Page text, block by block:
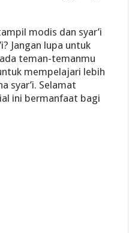
modis dan syar’i
Jangan lupa untuk
teman-temanmu
mempelajari lebih
syar’i. Selamat
ini bermanfaat bagi